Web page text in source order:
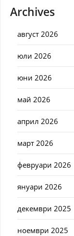
Archives
август 2026
юли 2026
юни 2026
май 2026
април 2026
март 2026
февруари 2026
януари 2026
декември 2025
ноември 2025